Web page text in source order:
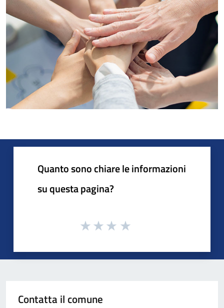
Quanto sono chiare le informazioni
su questa pagina?
Contatta il comune